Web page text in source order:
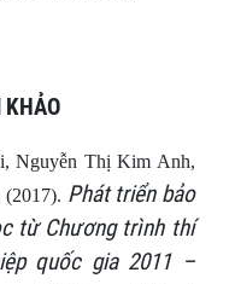
KHẢO
Nguyễn Thị Kim Anh,
Phát triển bảo
từ Chương trình thí
quốc gia 2011 –